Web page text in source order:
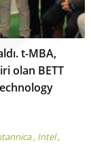
t-MBA,
olan BETT
, Intel,